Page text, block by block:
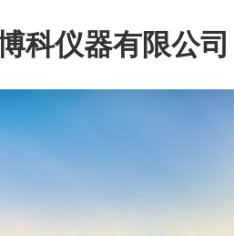
科仪器有限公司